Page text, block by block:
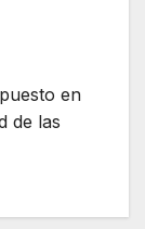
en
de las